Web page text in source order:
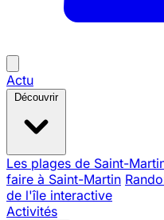
Actu
Découvrir
Les plages de Saint-
faire à Saint-Martin
de l'île interactive
Activités